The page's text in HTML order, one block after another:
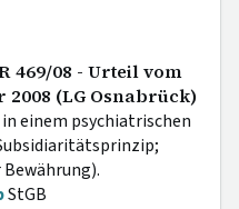
469/08 - Urteil vom
2008 (LG Osnabrück)
einem psychiatrischen
StGB